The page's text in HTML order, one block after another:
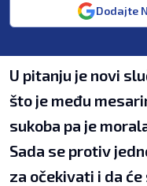
Dodajte
U pitanju je novi
što je među
sukoba pa je
Sada se protiv
za očekivati i da